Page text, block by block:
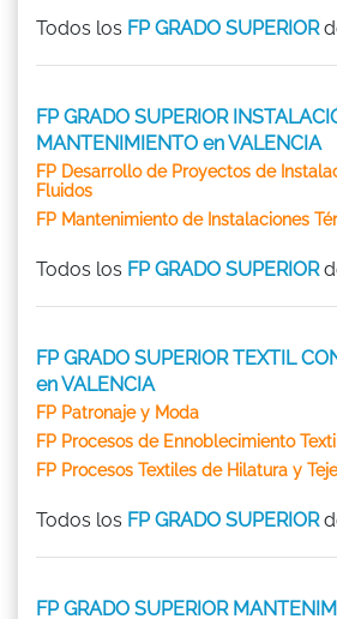
Todos los FP GRADO SUPERIOR
FP GRADO SUPERIOR
MANTENIMIENTO en VALENCIA
FP Desarrollo de Proyectos de
Fluidos
FP Mantenimiento de Instalaciones
Todos los FP GRADO SUPERIOR
FP GRADO SUPERIOR TEXTIL
en VALENCIA
FP Patronaje y Moda
FP Procesos de Ennoblecimiento
FP Procesos Textiles de Hilatura y
Todos los FP GRADO SUPERIOR
FP GRADO SUPERIOR